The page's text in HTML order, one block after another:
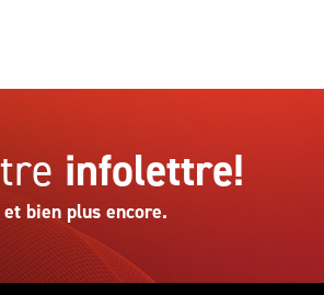
infolettre!
bien plus encore.